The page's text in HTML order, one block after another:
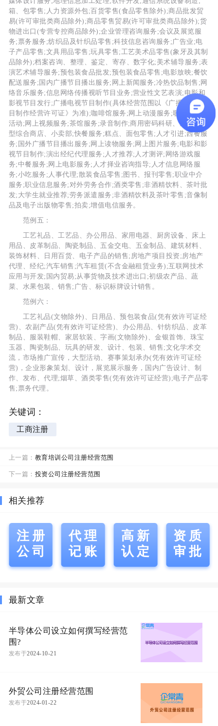
箱、包零售;人力资源外包;百货零售(食品零售除外);商品批发贸
易(许可审批类商品除外);商品零售贸易(许可审批类商品除外);货
物进出口(专营专控商品除外);企业管理咨询服务;会议及展览服
务;票务服务;纺织品及针织品零售;科技信息咨询服务;广告业;电
子产品零售;文具用品零售;玩具零售;工艺美术品零售(象牙及其制
品除外);档案咨询、整理、鉴定、寄存、数字化;美术辅导服务;表
演艺术辅导服务;预包装食品批发;预包装食品零售;电影放映;餐饮
配送服务;国内广播节目播出服务;网上新闻服务;冷热饮品制售;网
络音乐服务;信息网络传播视听节目业务;营业性文艺表演;电影和
影视节目发行;广播电视节目制作(具体经营范围以《广播电视节
目制作经营许可证》为准);咖啡馆服务;网上动漫服务;歌舞厅娱乐
活动;网上视频服务;茶馆服务;录音制作;商用密码科研、生产;小
型综合商店、小卖部;快餐服务;糕点、面包零售;人才引进;西餐服
务;国外广播节目播出服务;网上读物服务;网上图片服务;电影和影
视节目制作;演出经纪代理服务;人才推荐;人才测评;网络游戏服
务;中餐服务;网上电影服务;人才择业咨询指导;人才信息网络服
务;小吃服务;人事代理;散装食品零售;图书、报刊零售;职业中介
服务;职业信息服务;对外劳务合作;酒类零售;非酒精饮料、茶叶批
发;大学生就业推荐;劳务派遣服务;非酒精饮料及茶叶零售;音像制
品及电子出版物零售;拍卖;增值电信服务。
范例五：
工艺礼品、工艺品、办公用品、家用电器、厨房设备、床上
用品、皮革制品、陶瓷制品、五金交电、五金制品、建筑材料、
装饰材料、日用百货、电子产品的销售;房地产项目投资;房地产
代理、经纪;汽车销售;汽车租赁(不含金融租赁业务);互联网技术
应用与开发;国内贸易;从事货物及技术进出口;初级农产品、蔬
菜、水果包装、销售;广告、标识标牌设计销售。
范例六：
工艺礼品(文物除外)、日用品、预包装食品(凭有效许可证经
营)、农副产品(凭有效许可证经营)、办公用品、针纺织品、皮革
制品、服装鞋帽、家居软装、字画(文物除外)、金银首饰、珠宝
玉器、陶瓷制品、玩具的研发、设计、包装、销售;文化学术交
流，市场推广宣传，大型活动、赛事策划承办(凭有效许可证经
营)，企业形象策划、设计，展览展示服务，国内广告设计、制
作、发布、代理;烟草、酒类零售(凭有效许可证经营);电子产品零
售;票务代理。
关键词：
工商注册
上一篇： 教育培训公司注册经营范围
下一篇： 投资公司注册经营范围
相关推荐
注册
公司
代理
记账
高新
认定
资质
审批
最新文章
半导体公司设立如何撰写经营范
围?
发布于2024-10-21
外贸公司注册经营范围
发布于2024-01-22